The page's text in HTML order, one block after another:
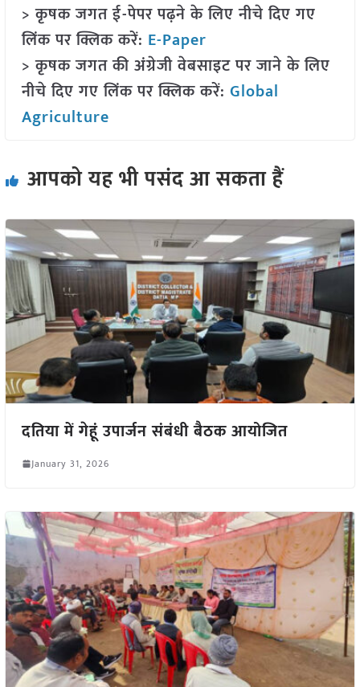
> कृषक जगत ई-पेपर पढ़ने के लिए नीचे दिए गए
लिंक पर क्लिक करें: E-Paper
> कृषक जगत की अंग्रेजी वेबसाइट पर जाने के लिए
नीचे दिए गए लिंक पर क्लिक करें: Global
Agriculture
आपको यह भी पसंद आ सकता हैं
दतिया में गेहूं उपार्जन संबंधी बैठक आयोजित
January 31, 2026